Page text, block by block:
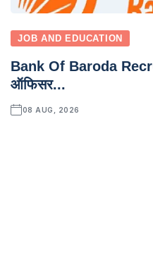
JOB AND EDUCATION
Bank Of Baroda
ऑफिसर...
08 AUG, 2026